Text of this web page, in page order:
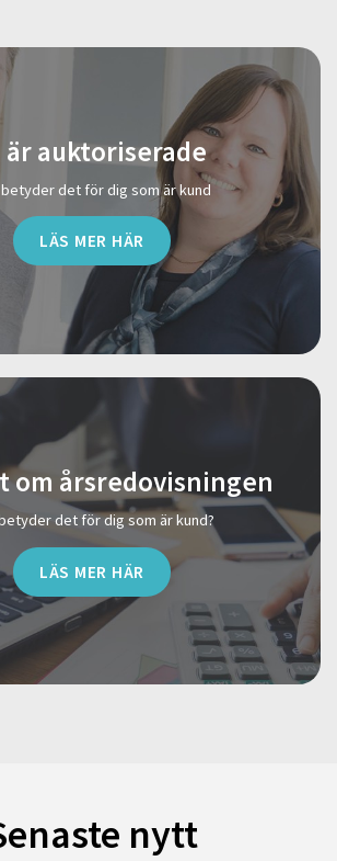
är auktoriserade
betyder det för dig som är kund
LÄS MER HÄR
om årsredovisningen
det för dig som är kund?
LÄS MER HÄR
nytt